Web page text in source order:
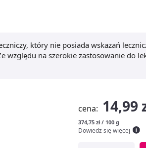
który nie posiada wskazań
względu na szerokie zastosowanie do
cena: 14,99
374,75 zł / 100 g
Dowiedz się więcej